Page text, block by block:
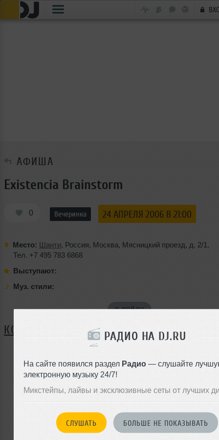
РАДИО НА DJ.RU
На сайте появился раздел Радио — слушайте
электронную музыку 24/7!
Микстейпы, лайвы и эксклюзивные сеты от лучших
СЛУШАТЬ БОЛЬШЕ НЕ ПОКАЗЫВАТЬ
АФИША
Existencia Brainstorm
0 Вечеринка 24 АПРЕЛЯ 2006 В 21:00
Место: Шанти, Россия, Москва, Мясницкий проезд, д. 2/1 ,
Тел. +7 495 783 6868
Выступают:
Муз. стили:
Я ПОЙДУ
КОММЕНТАРИИ
ЗАРЕГИСТРИРУЙТЕСЬ
Или